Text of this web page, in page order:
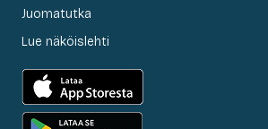
Juomatutka
Lue näköislehti